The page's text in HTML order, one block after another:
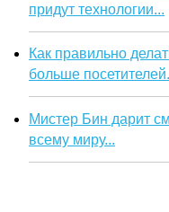
придут технологии...
Как правильно
больше
Мистер Бин дарит
всему миру...